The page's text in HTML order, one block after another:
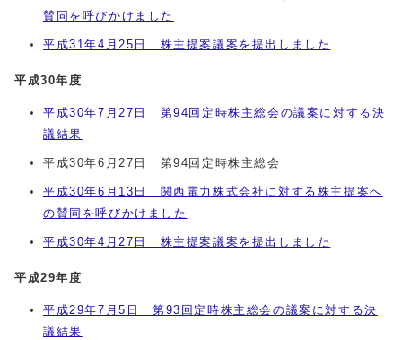
賛同を呼びかけました
平成31年4月25日 株主提案議案を提出しました
平成30年度
平成30年7月27日 第94回定時株主総会の議案に対する決
議結果
平成30年6月27日 第94回定時株主総会
平成30年6月13日 関西電力株式会社に対する株主提案へ
の賛同を呼びかけました
平成30年4月27日 株主提案議案を提出しました
平成29年度
平成29年7月5日 第93回定時株主総会の議案に対する決
議結果